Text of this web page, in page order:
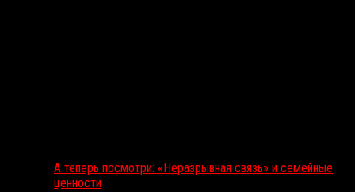
А теперь посмотри: «Неразрывная связь» и семейные
ценности